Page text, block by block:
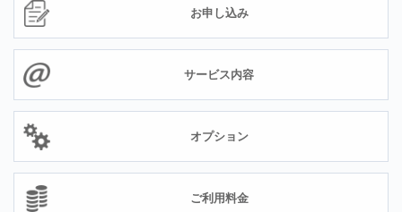
お申し込み
サービス内容
オプション
ご利用料金